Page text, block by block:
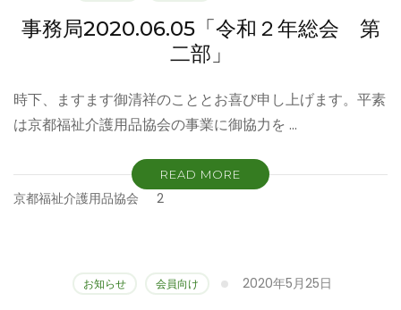
事務局2020.06.05「令和２年総会 第
二部」
時下、ますます御清祥のこととお喜び申し上げます。平素
は京都福祉介護用品協会の事業に御協力を …
READ MORE
京都福祉介護用品協会 2
お知らせ 会員向け 2020年5月25日